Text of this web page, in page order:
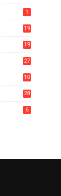
1
19
19
27
10
28
6